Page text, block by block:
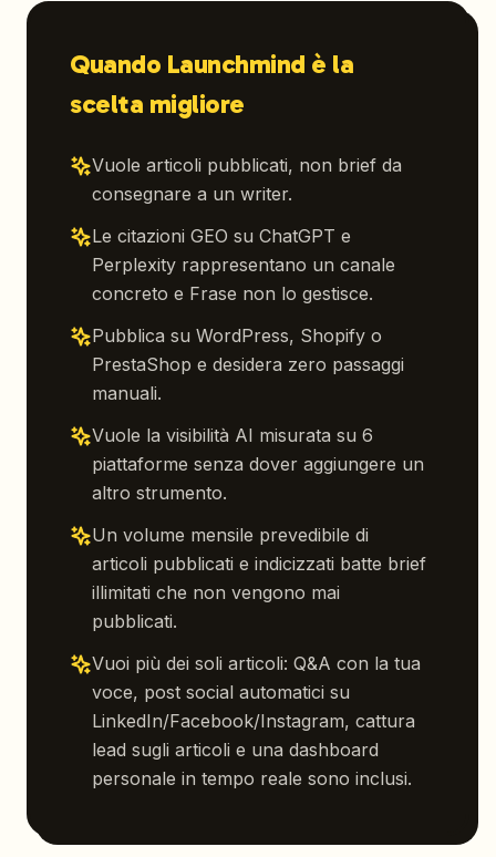
Quando Launchmind è la
scelta migliore
Vuole articoli pubblicati, non brief da
consegnare a un writer.
Le citazioni GEO su ChatGPT e
Perplexity rappresentano un canale
concreto e Frase non lo gestisce.
Pubblica su WordPress, Shopify o
PrestaShop e desidera zero passaggi
manuali.
Vuole la visibilità AI misurata su 6
piattaforme senza dover aggiungere un
altro strumento.
Un volume mensile prevedibile di
articoli pubblicati e indicizzati batte brief
illimitati che non vengono mai
pubblicati.
Vuoi più dei soli articoli: Q&A con la tua
voce, post social automatici su
LinkedIn/Facebook/Instagram, cattura
lead sugli articoli e una dashboard
personale in tempo reale sono inclusi.